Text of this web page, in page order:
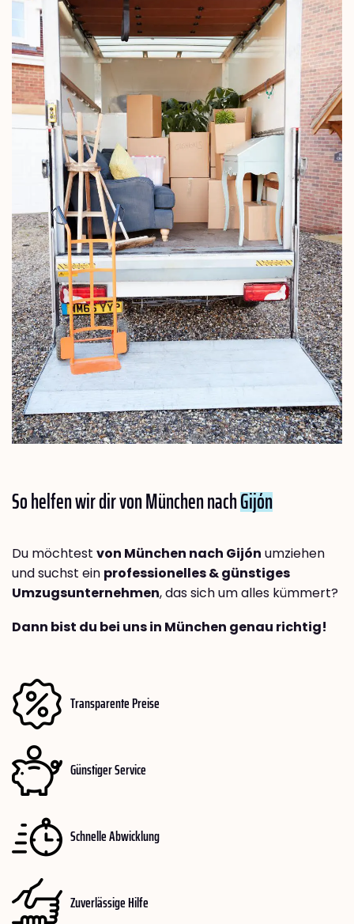
So helfen wir dir von München nachGijón
Du möchtest von München nach Gijón umziehen
und suchst ein professionelles & günstiges
Umzugsunternehmen, das sich um alles kümmert?
Dann bist du bei uns in München genau richtig!
Transparente Preise
Günstiger Service
Schnelle Abwicklung
Zuverlässige Hilfe